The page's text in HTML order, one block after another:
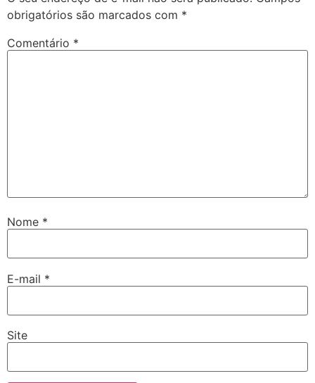
obrigatórios são marcados com *
Comentário *
Nome *
E-mail *
Site